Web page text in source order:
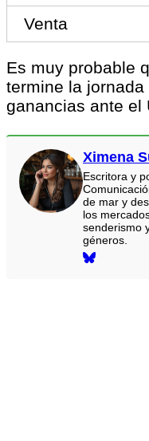
Venta
Es muy probable
termine la
ganancias ante el
Ximena
Escritora y
de mar y
los
senderismo
géneros.